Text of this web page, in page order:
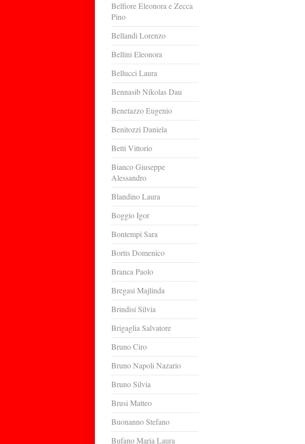
Belfiore Eleonora e Zecca
Pino
Bellandi Lorenzo
Bellini Eleonora
Bellucci Laura
Bennasib Nikolas Dau
Benetazzo Eugenio
Benitozzi Daniela
Betti Vittorio
Bianco Giuseppe
Alessandro
Blandino Laura
Boggio Igor
Bontempi Sara
Bortis Domenico
Branca Paolo
Bregasi Majlinda
Brindisi Silvia
Brigaglia Salvatore
Bruno Ciro
Bruno Napoli Nazario
Bruno Silvia
Brusi Matteo
Buonanno Stefano
Bufano Maria Laura